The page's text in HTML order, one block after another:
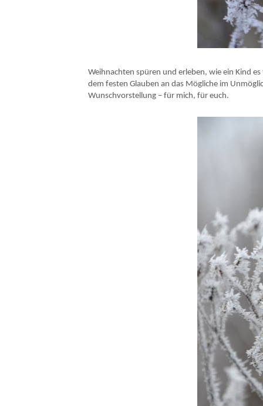
Weihnachten spüren und erleben, wie ein Kind
dem festen Glauben an das Mögliche im
Wunschvorstellung – für mich, für euch.